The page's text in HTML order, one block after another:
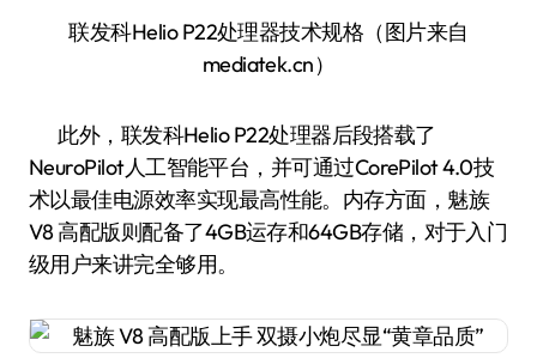
联发科Helio P22处理器技术规格（图片来自
mediatek.cn）
此外，联发科Helio P22处理器后段搭载了
NeuroPilot人工智能平台，并可通过CorePilot 4.0技
术以最佳电源效率实现最高性能。内存方面，魅族
V8 高配版则配备了4GB运存和64GB存储，对于入门
级用户来讲完全够用。